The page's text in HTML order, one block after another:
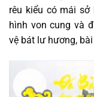
rêu kiểu có mái
hình von cung và
vệ bát lư hương,